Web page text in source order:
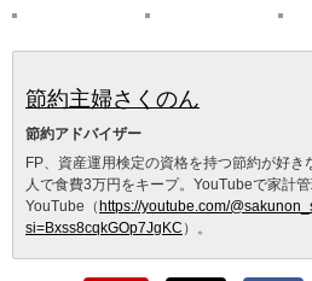
節約主婦さくのん
節約アドバイザー
FP、資産運用検定の資格を持つ節約が好
人で食費3万円をキープ。YouTubeで家計管
YouTube（ https://youtube.com/
si=Bxss8cqkGOp7JgKC ）。